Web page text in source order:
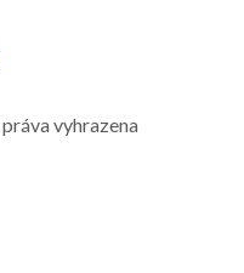
vyhrazena